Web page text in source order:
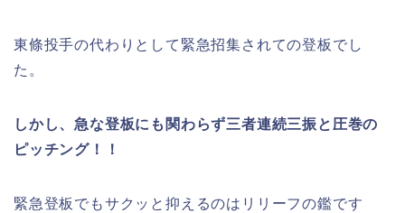
東條投手の代わりとして緊急招集されての登板でし
た。
しかし、急な登板にも関わらず三者連続三振と圧巻の
ピッチング！！
緊急登板でもサクッと抑えるのはリリーフの鑑です